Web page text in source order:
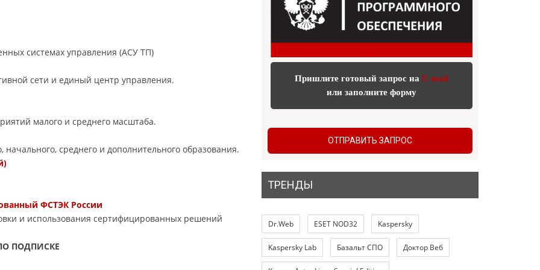
системах управления (АСУ ТП)
сети и единый центр управления.
малого и среднего масштаба.
среднего и дополнительного образования.
ФСТЭК России
и использования сертифицированных решений
ПОДПИСКЕ
Пришлите готовый запрос на E-mail
или заполните форму
ОТПРАВИТЬ ЗАПРОС
ТРЕНДЫ
Dr.Web ESET NOD32 Kaspersky
Kaspersky Lab Базальт СПО Доктор Веб